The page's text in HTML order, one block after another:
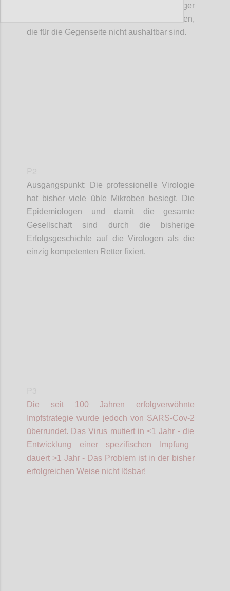
Jede Position hat bei einseitiger
Durchsetzung Risiken und Nebenwirkungen,
die für die Gegenseite nicht aushaltbar sind.
Ausgangspunkt:
Die professionelle Virologie
hat bisher viele üble Mikroben besiegt.
Die
Epidemiologen und damit die gesamte
Gesellschaft sind durch die bisherige
Erfolgsgeschichte auf die Virologen als die
einzig kompetenten Retter fixiert.
Die seit 100 Jahren erfolgverwöhnte
Impfstrategie wurde jedoch von SARS-Cov-2
überrundet. Das Virus mutiert in <1 Jahr - die
Entwicklung einer spezifischen Impfung
dauert >1 Jahr - Das Problem ist in der bisher
erfolgreichen Weise nicht lösbar!